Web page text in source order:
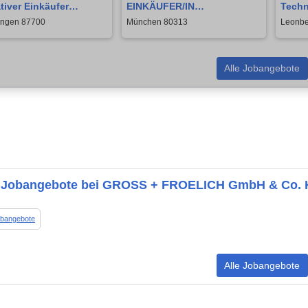
Einkäufer
Maschinenbau
&
87700
EINKÄUFER/IN
MATERIALDISPONENT/IN
bei EcoCool GmbH in
München 80313
(m/w/
Alle Jobangebote
bei GROSS + FROELICH GmbH & Co.
Alle Jobangebote